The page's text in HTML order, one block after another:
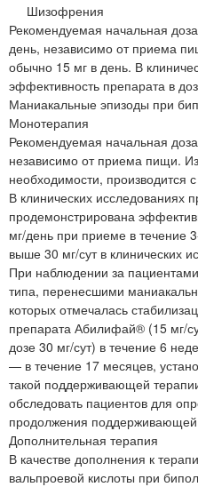
Шизофрения
Рекомендуемая начальная
день, независимо от приема
обычно 15 мг в день. В
эффективность препарата в
Маниакальные эпизоды при
Монотерапия
Рекомендуемая начальная
независимо от приема пищи.
необходимости, производится
В клинических исследованиях
продемонстрирована
мг/день при приеме в течение
выше 30 мг/сут в клинических
При наблюдении за
типа, перенесшими
которых отмечалась
препарата Абилифай® (15 мг/
дозе 30 мг/сут) в течение 6
— в течение 17 месяцев,
такой поддерживающей
обследовать пациентов для
продолжения поддерживающей
Дополнительная терапия
В качестве дополнения к
вальпроевой кислоты при